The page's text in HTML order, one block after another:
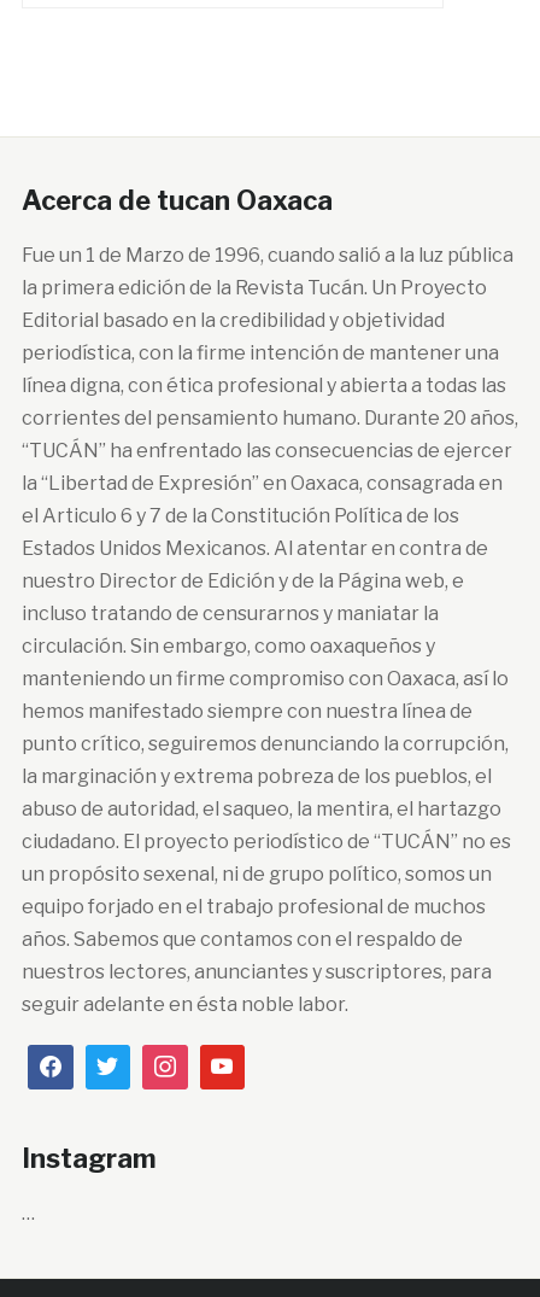
Acerca de tucan Oaxaca
Fue un 1 de Marzo de 1996, cuando salió a la luz pública
la primera edición de la Revista Tucán. Un Proyecto
Editorial basado en la credibilidad y objetividad
periodística, con la firme intención de mantener una
línea digna, con ética profesional y abierta a todas las
corrientes del pensamiento humano. Durante 20 años,
“TUCÁN” ha enfrentado las consecuencias de ejercer
la “Libertad de Expresión” en Oaxaca, consagrada en
el Articulo 6 y 7 de la Constitución Política de los
Estados Unidos Mexicanos. Al atentar en contra de
nuestro Director de Edición y de la Página web, e
incluso tratando de censurarnos y maniatar la
circulación. Sin embargo, como oaxaqueños y
manteniendo un firme compromiso con Oaxaca, así lo
hemos manifestado siempre con nuestra línea de
punto crítico, seguiremos denunciando la corrupción,
la marginación y extrema pobreza de los pueblos, el
abuso de autoridad, el saqueo, la mentira, el hartazgo
ciudadano. El proyecto periodístico de “TUCÁN” no es
un propósito sexenal, ni de grupo político, somos un
equipo forjado en el trabajo profesional de muchos
años. Sabemos que contamos con el respaldo de
nuestros lectores, anunciantes y suscriptores, para
seguir adelante en ésta noble labor.
Instagram
…